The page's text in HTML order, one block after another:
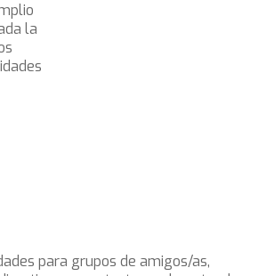
la
para grupos de amigos/as,